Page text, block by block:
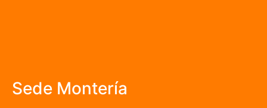
Sede Montería